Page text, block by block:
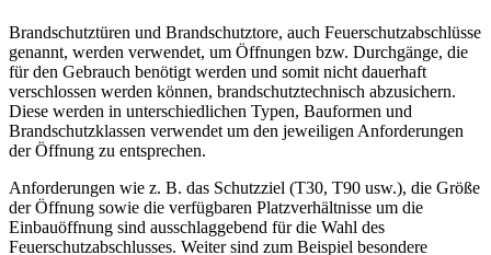
Brandschutztüren und Brandschutztore, auch Feuerschutzabschlüsse
genannt, werden verwendet, um Öffnungen bzw. Durchgänge, die
für den Gebrauch benötigt werden und somit nicht dauerhaft
verschlossen werden können, brandschutztechnisch abzusichern.
Diese werden in unterschiedlichen Typen, Bauformen und
Brandschutzklassen verwendet um den jeweiligen Anforderungen
der Öffnung zu entsprechen.
Anforderungen wie z. B. das Schutzziel (T30, T90 usw.), die Größe
der Öffnung sowie die verfügbaren Platzverhältnisse um die
Einbauöffnung sind ausschlaggebend für die Wahl des
Feuerschutzabschlusses. Weiter sind zum Beispiel besondere